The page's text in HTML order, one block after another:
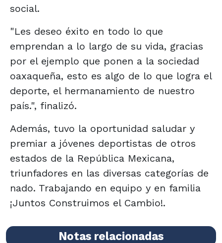
social.
"Les deseo éxito en todo lo que
emprendan a lo largo de su vida, gracias
por el ejemplo que ponen a la sociedad
oaxaqueña, esto es algo de lo que logra el
deporte, el hermanamiento de nuestro
país.", finalizó.
Además, tuvo la oportunidad saludar y
premiar a jóvenes deportistas de otros
estados de la República Mexicana,
triunfadores en las diversas categorías de
nado. Trabajando en equipo y en familia
¡Juntos Construimos el Cambio!.
Notas relacionadas